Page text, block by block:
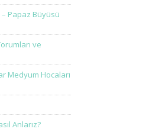
Papaz Büyüsü
ve
Medyum Hocaları
Anlarız?